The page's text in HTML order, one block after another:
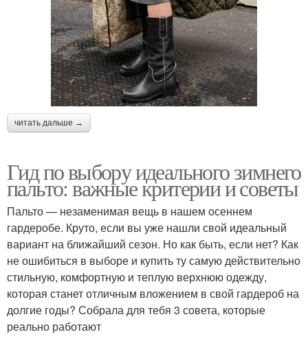
читать дальше →
Гид по выбору идеального зимнего
пальто: важные критерии и советы
Пальто — незаменимая вещь в нашем осеннем
гардеробе. Круто, если вы уже нашли свой идеальный
вариант на ближайший сезон. Но как быть, если нет? Как
не ошибиться в выборе и купить ту самую действительно
стильную, комфортную и теплую верхнюю одежду,
которая станет отличным вложением в свой гардероб на
долгие годы? Собрала для тебя 3 совета, которые
реально работают